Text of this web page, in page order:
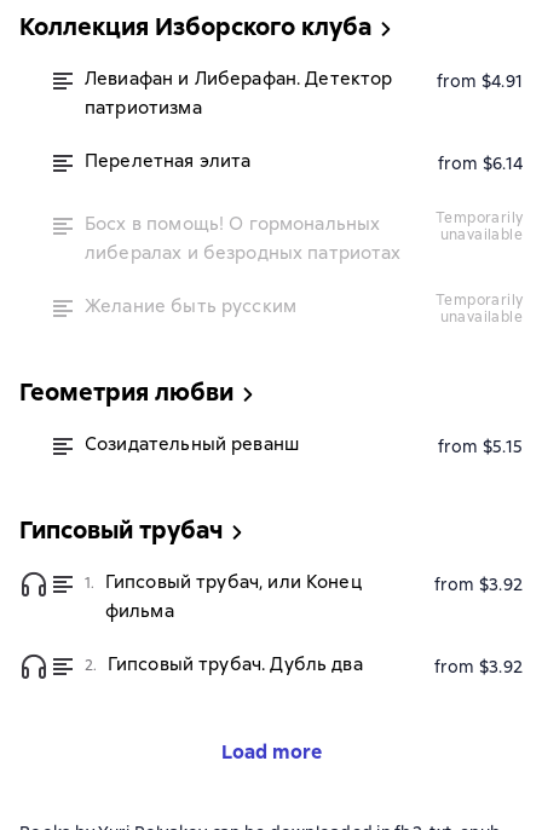
Коллекция Изборского клуба
Левиафан и Либерафан. Детектор
патриотизма
from $4.91
Перелетная элита from $6.14
Босх в помощь! О гормональных
либералах и безродных патриотах
temporarily
unavailable
Желание быть русским
temporarily
unavailable
Геометрия любви
Созидательный реванш from $5.15
Гипсовый трубач
1.
Гипсовый трубач, или Конец
фильма
from $3.92
2. Гипсовый трубач. Дубль два from $3.92
Load more